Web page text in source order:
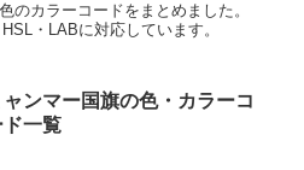
のカラーコードをまとめました。
・LABに対応しています。
ャンマー国旗の色・カラーコ
ド一覧